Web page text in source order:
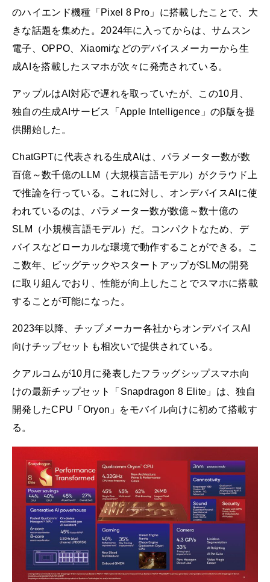
のハイエンド機種「Pixel 8 Pro」に搭載したことで、大
きな話題を集めた。2024年に入ってからは、サムスン
電子、OPPO、Xiaomiなどのデバイスメーカーから生
成AIを搭載したスマホが次々に発売されている。
アップルはAI対応で遅れを取っていたが、この10月、
独自の生成AIサービス「Apple Intelligence」のβ版を提
供開始した。
ChatGPTに代表される生成AIは、パラメーター数が数
百億～数千億のLLM（大規模言語モデル）がクラウド上
で推論を行っている。これに対し、オンデバイスAIに使
われているのは、パラメーター数が数億～数十億の
SLM（小規模言語モデル）だ。コンパクトなため、デ
バイスなどローカルな環境で動作することができる。こ
こ数年、ビッグテックやスタートアップがSLMの開発
に取り組んでおり、性能が向上したことでスマホに搭載
することが可能になった。
2023年以降、チップメーカー各社からオンデバイスAI
向けチップセットも相次いで提供されている。
クアルコムが10月に発表したフラッグシップスマホ向
けの最新チップセット「Snapdragon 8 Elite」は、独自
開発したCPU「Oryon」をモバイル向けに初めて搭載す
る。